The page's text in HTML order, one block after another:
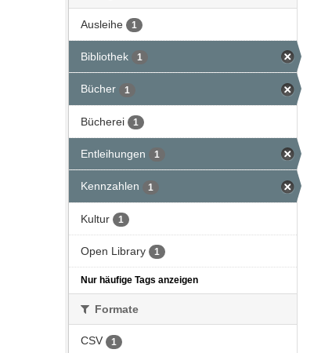
Ausleihe 1
Bibliothek 1
Bücher 1
Bücherei 1
Entleihungen 1
Kennzahlen 1
Kultur 1
Open Library 1
Nur häufige Tags anzeigen
Formate
CSV 1